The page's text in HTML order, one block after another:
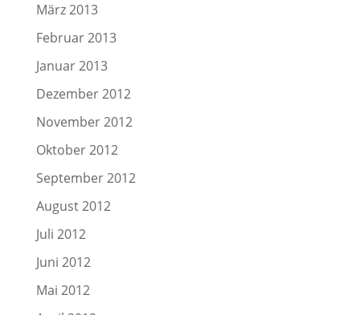
März 2013
Februar 2013
Januar 2013
Dezember 2012
November 2012
Oktober 2012
September 2012
August 2012
Juli 2012
Juni 2012
Mai 2012